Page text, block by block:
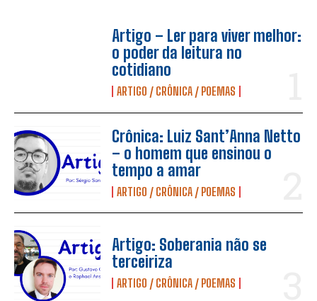
Artigo – Ler para viver melhor:
o poder da leitura no
cotidiano
ARTIGO / CRÔNICA / POEMAS
Crônica: Luiz Sant’Anna Netto
– o homem que ensinou o
tempo a amar
ARTIGO / CRÔNICA / POEMAS
Artigo: Soberania não se
terceiriza
ARTIGO / CRÔNICA / POEMAS